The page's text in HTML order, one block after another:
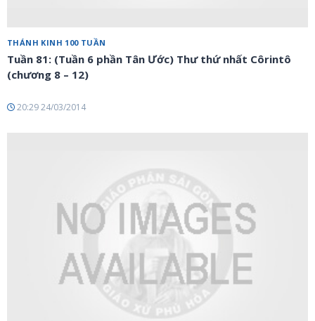
THÁNH KINH 100 TUẦN
Tuần 81: (Tuần 6 phần Tân Ước) Thư thứ nhất Côrintô
(chương 8 – 12)
20:29 24/03/2014